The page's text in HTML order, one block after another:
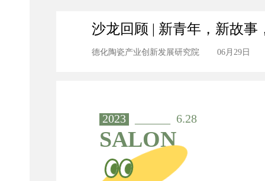
沙龙回顾 | 新青年，新故事
德化陶瓷产业创新发展研究院 06月29日
2023 ______ 6.28
SALON